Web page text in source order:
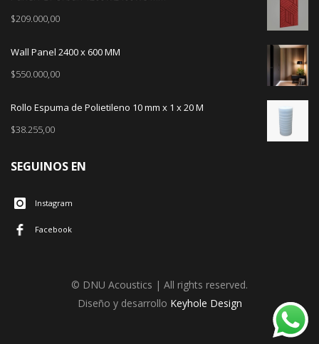
$209.000,00
Wall Panel 2400 x 600 MM
$550.000,00
Rollo Espuma de Polietileno 10 mm x 1 x 20 M
$38.255,00
SEGUINOS EN
Instagram
Facebook
© DNU Acoustics | All rights reserved.
Diseño y desarrollo Keyhole Design